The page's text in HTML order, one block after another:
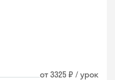
от 3325 ₽ / урок